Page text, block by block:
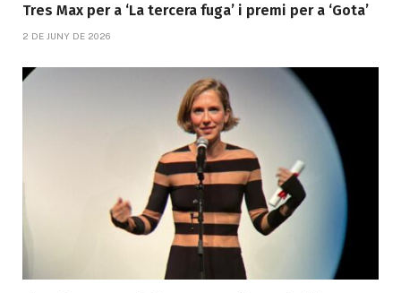
Tres Max per a ‘La tercera fuga’ i premi per a ‘Gota’
2 DE JUNY DE 2026